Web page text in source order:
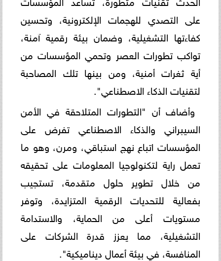
على التصدي للهجمات الإلكترونية، وتحسين
كفاءتها التشغيلية، وضمان بيئة رقمية آمنة،
تواكب تطورات العصر وتحمي المؤسسات من
أية ثغرات أمنية، ومن بينها تلك المصاحبة
لتقنيات الذكاء الاصطناعي".
وأضاف أن "التطورات المتلاحقة في الأمن
السيبراني والذكاء الاصطناعي تفرض على
المؤسسات اتباع نهج استباقي، ومرن، وهو ما
تعمل راية لتكنولوجيا المعلومات على تحقيقه
من خلال تطوير حلول متقدمة، تستجيب
بفعالية للتحديات الرقمية المتزايدة، وتوفر
مستويات أعلى من الحماية، والاستدامة
التشغيلية، مما يعزز قدرة الشركات على
المنافسة، في بيئة أعمال ديناميكية".